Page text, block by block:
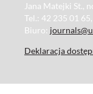
Jana Matejki St.,
Tel.: 42 235 01
Biuro:
Deklaracja